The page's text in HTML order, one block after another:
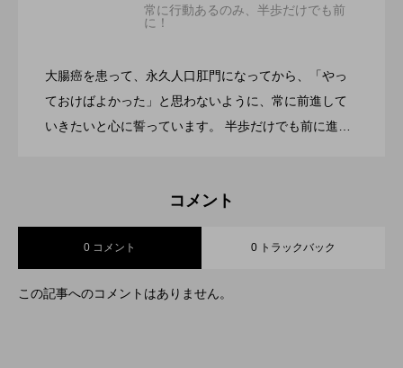
常に行動あるのみ、半歩だけでも前
に！
大腸癌を患って、永久人口肛門になってから、「やっ
ておけばよかった」と思わないように、常に前進して
いきたいと心に誓っています。 半歩だけでも前に進め
2022.05.24 空手を始めます。
コメント
0 コメント 0 トラックバック
この記事へのコメントはありません。